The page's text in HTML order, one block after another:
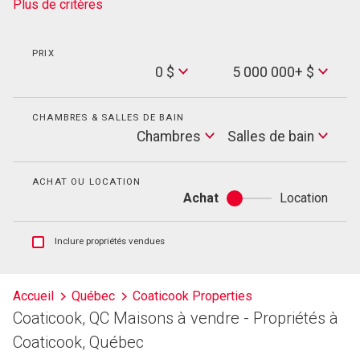
Plus de critères
PRIX
0 $
Max
Price
5 000 000+ $
CHAMBRES & SALLES DE BAIN
Chambres
Salles
de
Salles de bain
ACHAT OU LOCATION
Achat
Achat
ou
Location
Afficher
et
les
historiques
d'inscriptions
Inclure propriétés vendues
Accueil Québec Coaticook Properties
Coaticook, QC Maisons à vendre - Propriétés à
Coaticook, Québec